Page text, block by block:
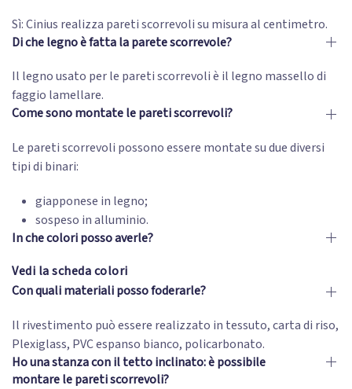
Sì: Cinius realizza pareti scorrevoli su misura al centimetro.
Di che legno è fatta la parete scorrevole?
Il legno usato per le pareti scorrevoli è il legno massello di
faggio lamellare.
Come sono montate le pareti scorrevoli?
Le pareti scorrevoli possono essere montate su due diversi
tipi di binari:
giapponese in legno;
sospeso in alluminio.
In che colori posso averle?
Vedi la scheda colori
Con quali materiali posso foderarle?
Il rivestimento può essere realizzato in tessuto, carta di riso,
Plexiglass, PVC espanso bianco, policarbonato.
Ho una stanza con il tetto inclinato: è possibile
montare le pareti scorrevoli?